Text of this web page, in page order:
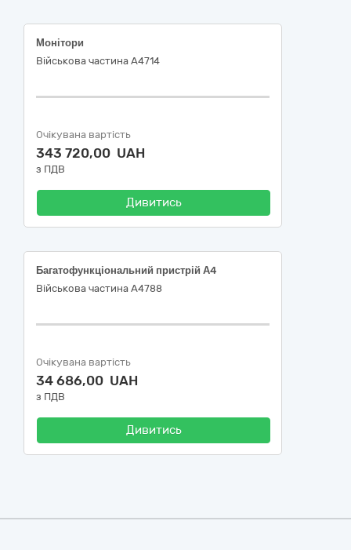
Монітори
Військова частина А4714
Очікувана вартість
343 720,00 UAH
з ПДВ
Дивитись
Багатофункціональний пристрій А4
Військова частина А4788
Очікувана вартість
34 686,00 UAH
з ПДВ
Дивитись